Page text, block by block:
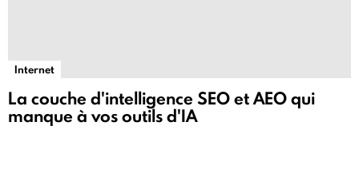
Internet
La couche d'intelligence SEO et AEO qui
manque à vos outils d'IA